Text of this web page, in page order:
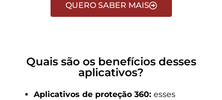
QUERO SABER MAIS
Quais são os benefícios desses
aplicativos?
Aplicativos de proteção 360: esses